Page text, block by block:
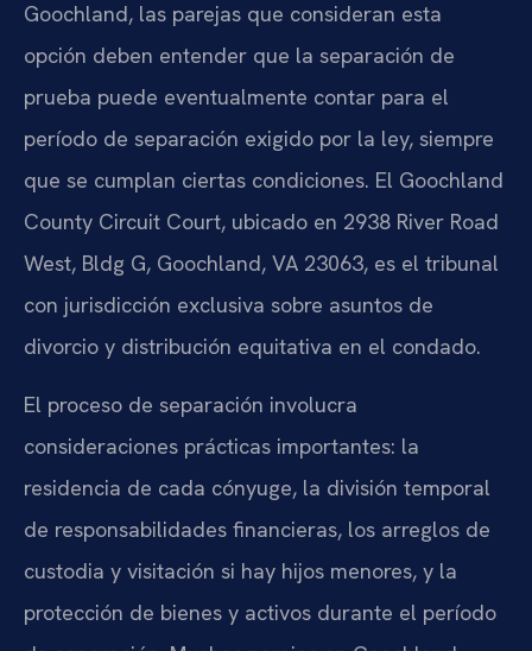
Goochland, las parejas que consideran esta
opción deben entender que la separación de
prueba puede eventualmente contar para el
período de separación exigido por la ley, siempre
que se cumplan ciertas condiciones. El Goochland
County Circuit Court, ubicado en 2938 River Road
West, Bldg G, Goochland, VA 23063, es el tribunal
con jurisdicción exclusiva sobre asuntos de
divorcio y distribución equitativa en el condado.
El proceso de separación involucra
consideraciones prácticas importantes: la
residencia de cada cónyuge, la división temporal
de responsabilidades financieras, los arreglos de
custodia y visitación si hay hijos menores, y la
protección de bienes y activos durante el período